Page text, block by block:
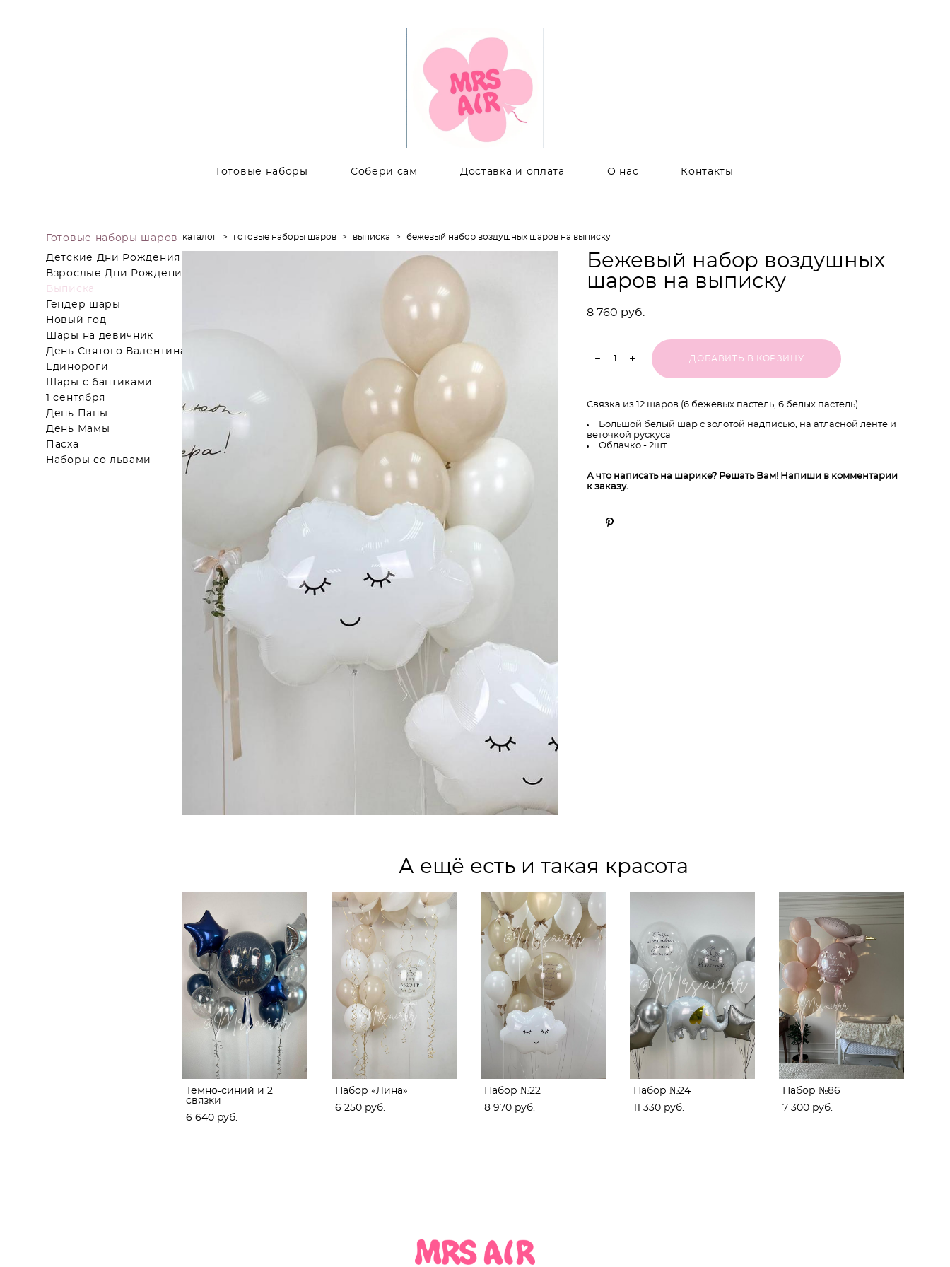
Готовые наборы Собери сам Доставка и оплата О нас Контакты
Готовые наборы шаров
Детские Дни Рождения
Взрослые Дни Рождения
Выписка
Гендер шары
Новый год
Шары на девичник
День Святого Валентина
Единороги
Шары с бантиками
1 сентября
День Папы
День Мамы
Пасха
Наборы со львами
каталог > готовые наборы шаров > выписка > бежевый набор воздушных шаров на выписку
Бежевый набор воздушных
шаров на выписку
8 760 pуб.
ДОБАВИТЬ В КОРЗИНУ
Связка из 12 шаров (6 бежевых пастель, 6 белых пастель)
Большой белый шар с золотой надписью, на атласной ленте и
веточкой рускуса
Облачко - 2шт
А что написать на шарике? Решать Вам! Напиши в комментарии
к заказу.
А ещё есть и такая красота
Темно-синий и 2
связки
6 640 pуб.
Набор «Лина»
6 250 pуб.
Набор №22
8 970 pуб.
Набор №24
11 330 pуб.
Набор №86
7 300 pуб.